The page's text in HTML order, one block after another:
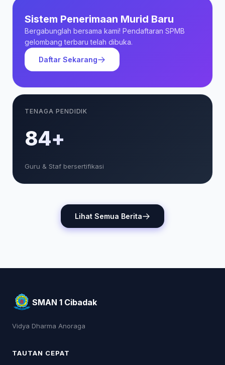
Sistem Penerimaan Murid Baru
Bergabunglah bersama kami! Pendaftaran SPMB
gelombang terbaru telah dibuka.
Daftar Sekarang
TENAGA PENDIDIK
85+
Guru & Staf bersertifikasi
Lihat Semua Berita
SMAN 1 Cibadak
Vidya Dharma Anoraga
TAUTAN CEPAT